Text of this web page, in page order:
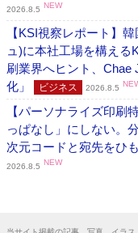
2026.8.5 NEW
【KSI視察レポート】
ュ)に本社工場を構え
刷業界へヒント、Chae
化」
ビジネス 2026.8.5
【パーソナライズ印
っぱなし」にしない。
次元コードと宛先をひ
2026.8.5 NEW